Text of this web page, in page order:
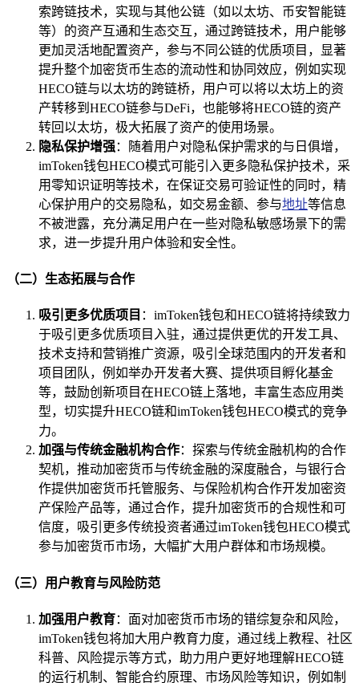
索跨链技术，实现与其他公链（如以太坊、币安智能链
等）的资产互通和生态交互，通过跨链技术，用户能够
更加灵活地配置资产，参与不同公链的优质项目，显著
提升整个加密货币生态的流动性和协同效应，例如实现
HECO链与以太坊的跨链桥，用户可以将以太坊上的资
产转移到HECO链参与DeFi，也能够将HECO链的资产
转回以太坊，极大拓展了资产的使用场景。
隐私保护增强：随着用户对隐私保护需求的与日俱增，
imToken钱包HECO模式可能引入更多隐私保护技术，采
用零知识证明等技术，在保证交易可验证性的同时，精
心保护用户的交易隐私，如交易金额、参与地址等信息
不被泄露，充分满足用户在一些对隐私敏感场景下的需
求，进一步提升用户体验和安全性。
（二）生态拓展与合作
吸引更多优质项目 ：imToken钱包和HECO链将持续致力
于吸引更多优质项目入驻，通过提供更优的开发工具、
技术支持和营销推广资源，吸引全球范围内的开发者和
项目团队，例如举办开发者大赛、提供项目孵化基金
等，鼓励创新项目在HECO链上落地，丰富生态应用类
型，切实提升HECO链和imToken钱包HECO模式的竞争
力。
加强与传统金融机构合作：探索与传统金融机构的合作
契机，推动加密货币与传统金融的深度融合，与银行合
作提供加密货币托管服务、与保险机构合作开发加密资
产保险产品等，通过合作，提升加密货币的合规性和可
信度，吸引更多传统投资者通过imToken钱包HECO模式
参与加密货币市场，大幅扩大用户群体和市场规模。
（三）用户教育与风险防范
加强用户教育：面对加密货币市场的错综复杂和风险，
imToken钱包将加大用户教育力度，通过线上教程、社区
科普、风险提示等方式，助力用户更好地理解HECO链
的运行机制、智能合约原理、市场风险等知识，例如制